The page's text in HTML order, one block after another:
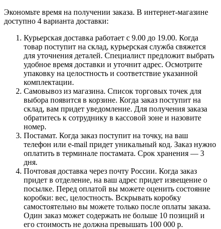
Экономьте время на получении заказа. В интернет-магазине
доступно 4 варианта доставки:
Курьерская доставка работает с 9.00 до 19.00. Когда
товар поступит на склад, курьерская служба свяжется
для уточнения деталей. Специалист предложит выбрать
удобное время доставки и уточнит адрес. Осмотрите
упаковку на целостность и соответствие указанной
комплектации.
Самовывоз из магазина. Список торговых точек для
выбора появится в корзине. Когда заказ поступит на
склад, вам придет уведомление. Для получения заказа
обратитесь к сотруднику в кассовой зоне и назовите
номер.
Постамат. Когда заказ поступит на точку, на ваш
телефон или e-mail придет уникальный код. Заказ нужно
оплатить в терминале постамата. Срок хранения — 3
дня.
Почтовая доставка через почту России. Когда заказ
придет в отделение, на ваш адрес придет извещение о
посылке. Перед оплатой вы можете оценить состояние
коробки: вес, целостность. Вскрывать коробку
самостоятельно вы можете только после оплаты заказа.
Один заказ может содержать не больше 10 позиций и
его стоимость не должна превышать 100 000 р.